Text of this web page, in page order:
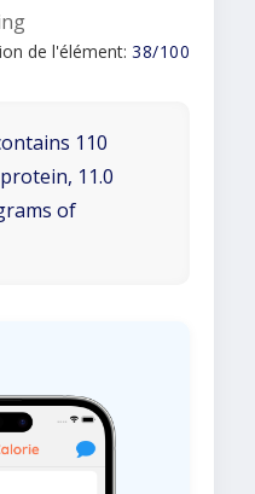
de l'élément: 38/100
110
11.0
of